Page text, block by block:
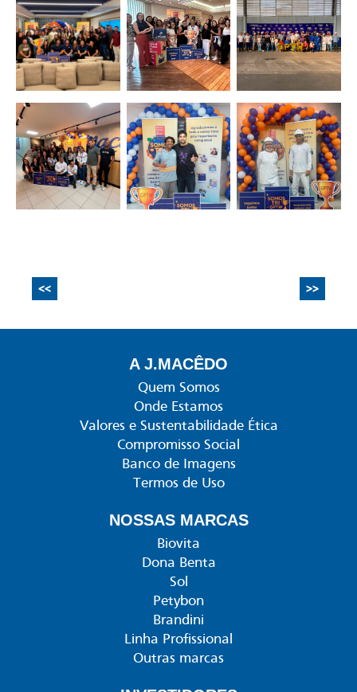
<< >>
A J.MACÊDO
Quem Somos
Onde Estamos
Valores e Sustentabilidade Ética
Compromisso Social
Banco de Imagens
Termos de Uso
NOSSAS MARCAS
Biovita
Dona Benta
Sol
Petybon
Brandini
Linha Profissional
Outras marcas